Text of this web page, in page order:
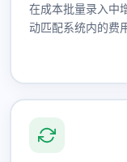
在成本批量录入中
动匹配系统内的费